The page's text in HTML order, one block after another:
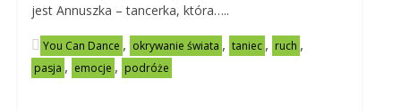
jest Annuszka – tancerka, która…..
You Can Dance , okrywanie świata , taniec , ruch ,
pasja , emocje , podróże